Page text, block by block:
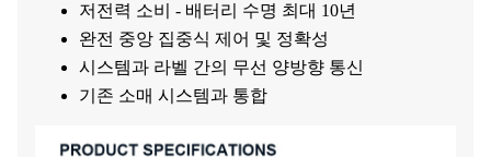
저전력 소비 - 배터리 수명 최대 10년
완전 중앙 집중식 제어 및 정확성
시스템과 라벨 간의 무선 양방향 통신
기존 소매 시스템과 통합